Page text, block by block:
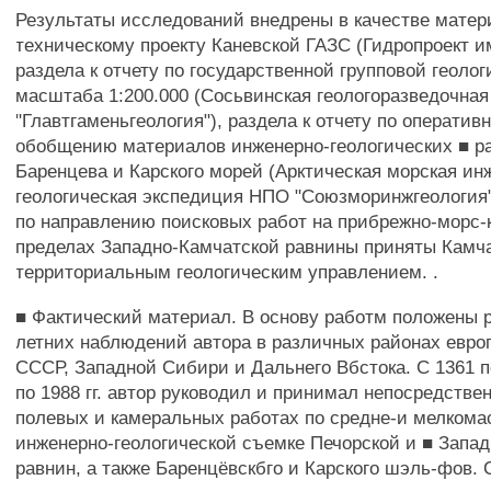
Результаты исследований внедрены в качестве
техническому проекту Каневской ГАЗС
раздела к отчету по государственной групповой
масштаба 1:200.000 (Сосьвинская
"Главтгаменьгеология"), раздела к отчету по
обобщению материалов инженерно-геологических ■
Баренцева и Карского морей (Арктическая морская
геологическая экспедиция НПО
по направлению поисковых работ на прибрежно-
пределах Западно-Камчатской равнины приняты
территориальным геологическим управлением. .
■ Фактический материал. В основу работм положены
летних наблюдений автора в различных районах
СССР, Западной Сибири и Дальнего Вбстока. С 1361
по 1988 гг. автор руководил и принимал
полевых и камеральных работах по средне-и
инженерно-геологической съемке Печорской и ■
равнин, а также Баренцёвскбго и Карского шэль-фов.